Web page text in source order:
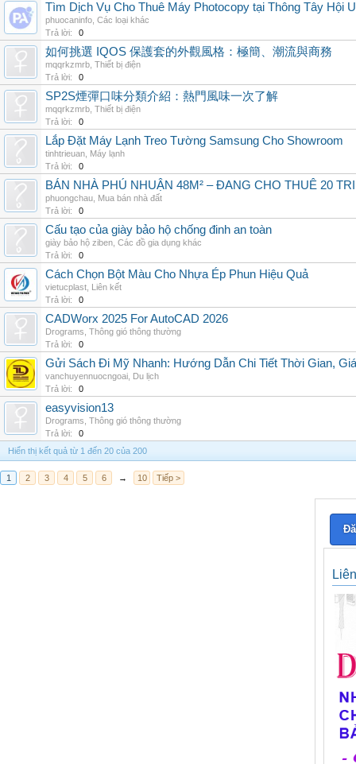
Tìm Dịch Vụ Cho Thuê Máy Photocopy tại Thông Tây Hội
phuocaninfo Các loại khác
Trả lời:
0
如何挑選 IQOS 保護套的外觀風格：極簡、潮流與商務
mqqrkzmrb Thiết bị điện
Trả lời:
0
SP2S煙彈口味分類介紹：熱門風味一次了解
mqqrkzmrb Thiết bị điện
Trả lời:
0
Lắp Đặt Máy Lạnh Treo Tường Samsung Cho Showroom
tinhtrieuan Máy lạnh
Trả lời:
0
BÁN NHÀ PHÚ NHUẬN 48M² – ĐANG CHO THUÊ 20
phuongchau Mua bán nhà đất
Trả lời:
0
Cấu tạo của giày bảo hộ chống đinh an toàn
giày bảo hộ ziben Các đồ gia dụng khác
Trả lời:
0
Cách Chọn Bột Màu Cho Nhựa Ép Phun Hiệu Quả
vietucplast Liên kết
Trả lời:
0
CADWorx 2025 For AutoCAD 2026
Drograms Thông gió thông thường
Trả lời:
0
Gửi Sách Đi Mỹ Nhanh: Hướng Dẫn Chi Tiết Thời Gian,
vanchuyennuocngoai Du lịch
Trả lời:
0
easyvision13
Drograms Thông gió thông thường
Trả lời:
0
Hiển thị kết quả từ 1 đến 20 của 200
1 2 3 4 5 6 → 10 Tiếp >